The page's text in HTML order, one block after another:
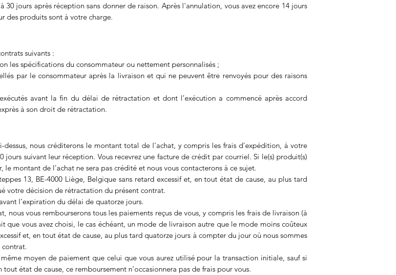
jours après réception sans donner de raison. Après l'annulation, vous avez encore 14 jours
des produits sont à votre charge.
suivants :
les spécifications du consommateur ou nettement personnalisés ;
par le consommateur après la livraison et qui ne peuvent être renvoyés pour des raisons
avant la fin du délai de rétractation et dont l’exécution a commencé après accord
à son droit de rétractation.
dessus, nous créditerons le montant total de l'achat, y compris les frais d'expédition, à votre
jours suivant leur réception. Vous recevrez une facture de crédit par courriel. Si le(s) produit(s)
montant de l'achat ne sera pas crédité et nous vous contacterons à ce sujet.
13, BE-4000 Liège, Belgique sans retard excessif et, en tout état de cause, au plus tard
votre décision de rétractation du présent contrat.
l’expiration du délai de quatorze jours.
nous vous rembourserons tous les paiements reçus de vous, y compris les frais de livraison (à
que vous avez choisi, le cas échéant, un mode de livraison autre que le mode moins coûteux
et, en tout état de cause, au plus tard quatorze jours à compter du jour où nous sommes
moyen de paiement que celui que vous aurez utilisé pour la transaction initiale, sauf si
état de cause, ce remboursement n’occasionnera pas de frais pour vous.